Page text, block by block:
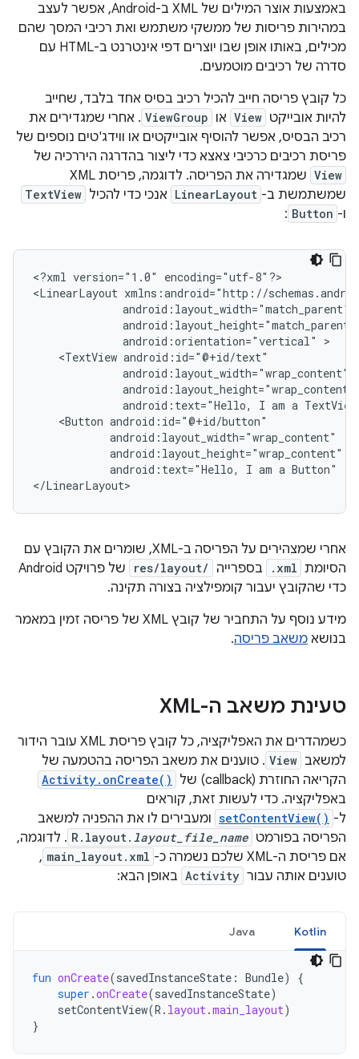
באמצעות אוצר המילים של XML ב-Android, אפשר לעצב
במהירות פריסות של ממשקי משתמש ואת רכיבי המסך שהם
מכילים, באותו אופן שבו יוצרים דפי אינטרנט ב-HTML עם
סדרה של רכיבים מוטמעים.
כל קובץ פריסה חייב להכיל רכיב בסיס אחד בלבד, שחייב
להיות אובייקט View או ViewGroup . אחרי שמגדירים את
רכיב הבסיס, אפשר להוסיף אובייקטים או ווידג'טים נוספים של
פריסת רכיבים כרכיבי צאצא כדי ליצור בהדרגה היררכיה של
View
שמגדירה את הפריסה. לדוגמה, פריסת XML
שמשתמשת ב- LinearLayout אנכי כדי להכיל TextView
ו- Button
:
<?xml version="1.0"
encoding="utf-8"?>
<LinearLayout
android:orientation="vertical"
<TextView
android:text="Hello,
I am a
<Button
android:text="Hello,
I am a Button"
</LinearLayout>
אחרי שמצהירים על הפריסה ב-XML, שומרים את הקובץ עם
הסיומת .xml בספרייה res/layout/
של פרויקט Android
כדי שהקובץ יעבור קומפילציה בצורה תקינה.
מידע נוסף על התחביר של קובץ XML של פריסה זמין במאמר
בנושא משאב פריסה.
טעינת משאב ה-XML
כשמהדרים את האפליקציה, כל קובץ פריסת XML עובר הידור
למשאב View . טוענים את משאב הפריסה בהטמעה של
הקריאה החוזרת (callback) של
Activity.onCreate()
באפליקציה. כדי לעשות זאת, קוראים
ל- setContentView() ומעבירים לו את ההפניה למשאב
הפריסה בפורמט
R.layout. layout_file_name
. לדוגמה,
אם פריסת ה-XML שלכם נשמרה כ-
main_layout.xml
,
טוענים אותה עבור Activity באופן הבא:
Kotlin
Java
fun onCreate(savedInstanceState : Bundle)
{
super .onCreate(savedInstanceState)
setContentView(R . layout.main_layout)
}